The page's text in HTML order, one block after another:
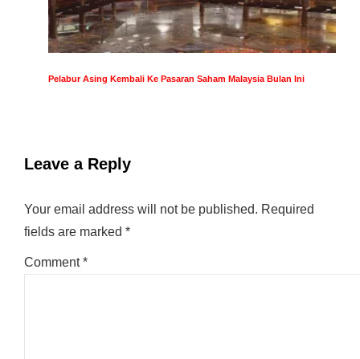
Pelabur Asing Kembali Ke Pasaran Saham Malaysia Bulan Ini
Leave a Reply
Your email address will not be published. Required
fields are marked *
Comment*